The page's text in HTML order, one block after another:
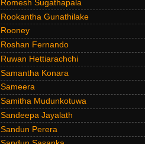
Romesh Sugathapala
Rookantha Gunathilake
Rooney
Roshan Fernando
Ruwan Hettiarachchi
Samantha Konara
Sameera
Samitha Mudunkotuwa
Sandeepa Jayalath
Sandun Perera